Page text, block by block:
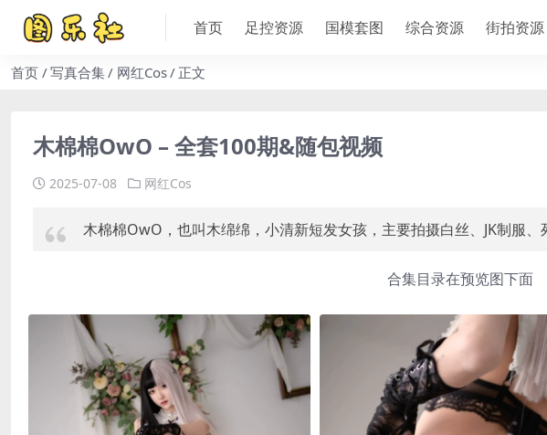
首页 足控资源 国模套图 综合资源 街拍资源
首页 写真合集 网红Cos 正文
木棉棉OwO – 全套100期&随包视频
2025-07-08 网红Cos
木棉棉OwO，也叫木绵绵，小清新短发女孩，主要拍摄白丝、JK制服、
合集目录在预览图下面